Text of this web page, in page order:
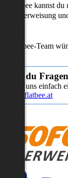
Flatbee kannst
Flatbee-Team
Hast du
Sende uns einfach
info@flatbee.at